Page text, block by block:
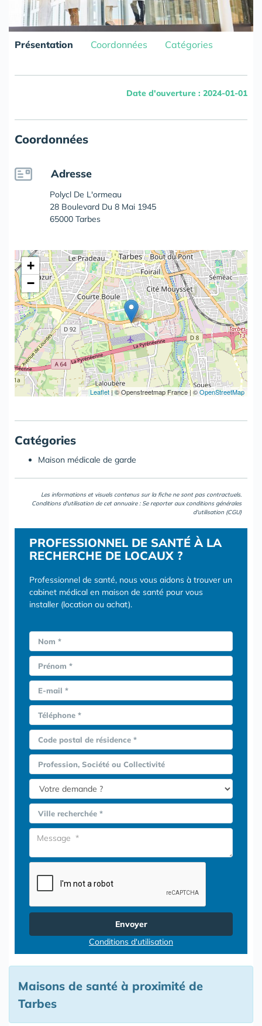
Présentation Coordonnées Catégories
Date d'ouverture : 2024-01-01
Coordonnées
Adresse
Polycl De L'ormeau
28 Boulevard Du 8 Mai 1945
65000 Tarbes
+
−
Leaflet|© Openstreetmap France | ©OpenStreetMap
Catégories
Maison médicale de garde
Les informations et visuels contenus sur la fiche ne sont pas contractuels.
Conditions d'utilisation de cet annuaire : Se reporter aux conditions générales
d'utilisation (CGU)
PROFESSIONNEL DE SANTÉ À LA
RECHERCHE DE LOCAUX ?
Professionnel de santé, nous vous aidons à trouver un
cabinet médical en maison de santé pour vous
installer (location ou achat).
Nom *
Prénom *
E-mail *
Téléphone *
Code postal de résidence *
Profession, Société ou Collectivité
Ville recherchée *
Envoyer
Conditions d'utilisation
Maisons de santé à proximité de
Tarbes